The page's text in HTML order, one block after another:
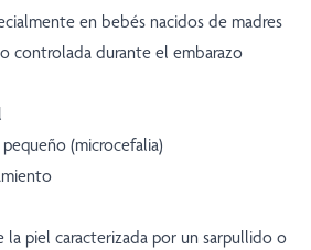
en bebés nacidos de madres
controlada durante el embarazo
(microcefalia)
la piel caracterizada por un sarpullido o